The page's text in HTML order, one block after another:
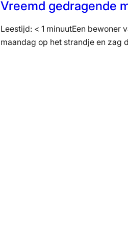
Vreemd gedragende
Leestijd: < 1 minuutEen bewoner
maandag op het strandje en zag